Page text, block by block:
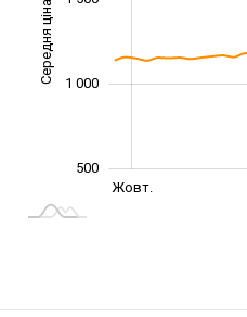
Середня ціна 1 000
500
L
Лип.Жовт.
Лип.